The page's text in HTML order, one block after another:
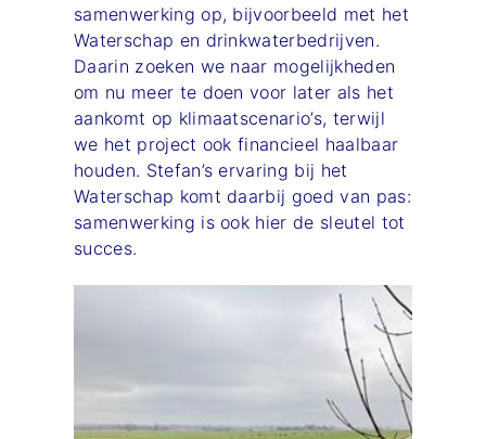
samenwerking op, bijvoorbeeld met het
Waterschap en drinkwaterbedrijven.
Daarin zoeken we naar mogelijkheden
om nu meer te doen voor later als het
aankomt op klimaatscenario’s, terwijl
we het project ook financieel haalbaar
houden. Stefan’s ervaring bij het
Waterschap komt daarbij goed van pas:
samenwerking is ook hier de sleutel tot
succes.